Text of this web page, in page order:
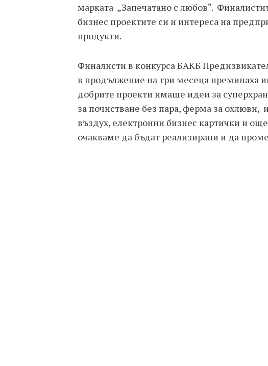
марката „Запечатано с любов“.
бизнес проектите си и интереса на
продукти.
Финалисти в конкурса БАКБ
в продължение на три месеца преминаха
добрите проекти имаше идеи за
за почистване без пара, ферма за
въздух, електронни бизнес картички и
очакваме да бъдат реализирани и да